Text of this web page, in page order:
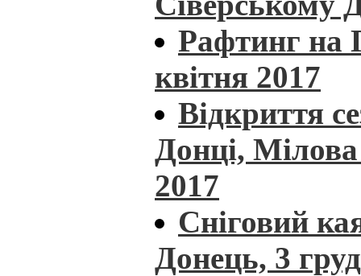
Рафтинг на
квітня 2017
Відкриття
Донці, Мілова
2017
Сніговий
Донець, 3